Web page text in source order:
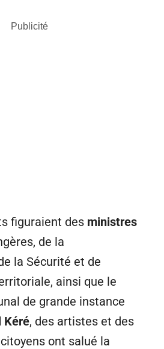
Publicité
figuraient des ministres
de la
la Sécurité et de
ainsi que le
de grande instance
Kéré, des artistes et des
ont salué la